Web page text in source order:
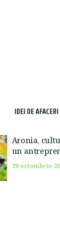
IDEI DE AFACERI
Aronia,
un
20 octombrie